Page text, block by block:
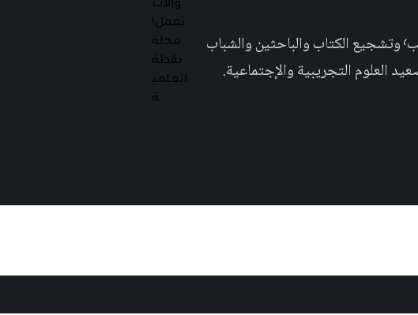
مجلة علمية عربية غير ربحية، تهدف الى إثراء المحتوى العلمي العربي على والويب٬ وتشجيع الكتاب والباحثين والشباب